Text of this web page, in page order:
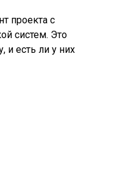
проекта с
систем. Это
и есть ли у них